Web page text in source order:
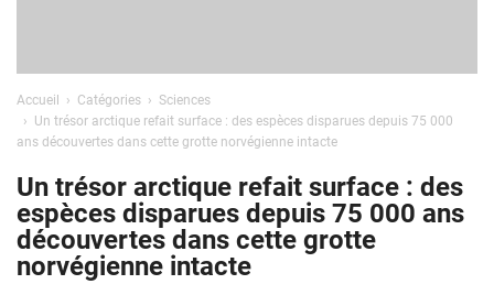
Accueil Catégories
Sciences
Un trésor arctique refait surface : des espèces disparues depuis 75 000
ans découvertes dans cette grotte norvégienne intacte
Un trésor arctique refait surface : des
espèces disparues depuis 75 000 ans
découvertes dans cette grotte
norvégienne intacte